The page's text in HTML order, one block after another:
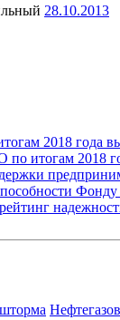
28.10.2013
2018 года
итогам 2018